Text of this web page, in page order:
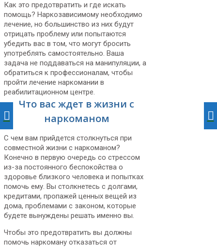
Как это предотвратить и где искать
помощь? Наркозависимому необходимо
лечение, но большинство из них будут
отрицать проблему или попытаются
убедить вас в том, что могут бросить
употреблять самостоятельно. Ваша
задача не поддаваться на манипуляции, а
обратиться к профессионалам, чтобы
пройти лечение наркомании в
реабилитационном центре.
Что вас ждет в жизни с
наркоманом
С чем вам прийдется столкнуться при
совместной жизни с наркоманом?
Конечно в первую очередь со стрессом
из-за постоянного беспокойства о
здоровье близкого человека и попытках
помочь ему. Вы столкнетесь с долгами,
кредитами, пропажей ценных вещей из
дома, проблемами с законом, которые
будете вынуждены решать именно вы.
Чтобы это предотвратить вы должны
помочь наркоману отказаться от